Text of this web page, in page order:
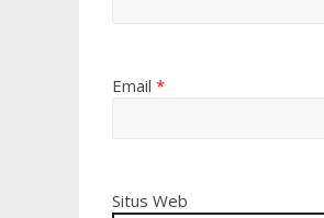
Email *
Situs Web